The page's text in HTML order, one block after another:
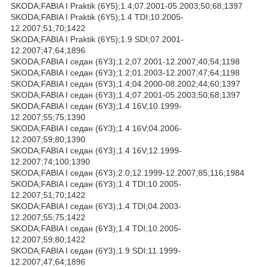
SKODA;FABIA I Praktik (6Y5);1.4;07.2001-05.2003;50;68;1397
SKODA;FABIA I Praktik (6Y5);1.4 TDI;10.2005-
12.2007;51;70;1422
SKODA;FABIA I Praktik (6Y5);1.9 SDI;07.2001-
12.2007;47;64;1896
SKODA;FABIA I седан (6Y3);1.2;07.2001-12.2007;40;54;1198
SKODA;FABIA I седан (6Y3);1.2;01.2003-12.2007;47;64;1198
SKODA;FABIA I седан (6Y3);1.4;04.2000-08.2002;44;60;1397
SKODA;FABIA I седан (6Y3);1.4;07.2001-05.2003;50;68;1397
SKODA;FABIA I седан (6Y3);1.4 16V;10.1999-
12.2007;55;75;1390
SKODA;FABIA I седан (6Y3);1.4 16V;04.2006-
12.2007;59;80;1390
SKODA;FABIA I седан (6Y3);1.4 16V;12.1999-
12.2007;74;100;1390
SKODA;FABIA I седан (6Y3);2.0;12.1999-12.2007;85;116;1984
SKODA;FABIA I седан (6Y3);1.4 TDI;10.2005-
12.2007;51;70;1422
SKODA;FABIA I седан (6Y3);1.4 TDI;04.2003-
12.2007;55;75;1422
SKODA;FABIA I седан (6Y3);1.4 TDI;10.2005-
12.2007;59;80;1422
SKODA;FABIA I седан (6Y3);1.9 SDI;11.1999-
12.2007;47;64;1896